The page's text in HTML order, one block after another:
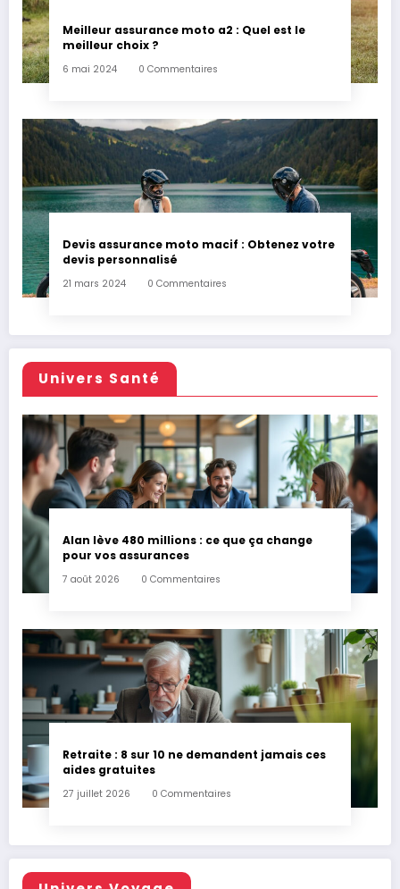
Meilleur assurance moto a2 : Quel est le
meilleur choix ?
6 mai 2024 0 Commentaires
Devis assurance moto macif : Obtenez votre
devis personnalisé
21 mars 2024 0 Commentaires
Univers Santé
Alan lève 480 millions : ce que ça change
pour vos assurances
7 août 2026 0 Commentaires
Retraite : 8 sur 10 ne demandent jamais ces
aides gratuites
27 juillet 2026 0 Commentaires